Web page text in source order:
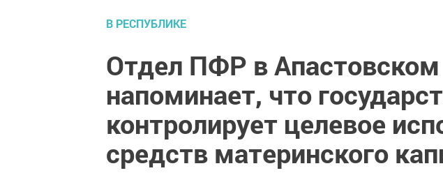
В РЕСПУБЛИКЕ
Отдел ПФР в
напоминает, что
контролирует целевое
средств материнского